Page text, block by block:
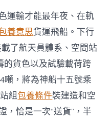
站
再
進
級〉
中
運輸才能最年夜、在軌
養意思貨運飛船。下行
了航天員體系、空間站
的貨色以及試驗載荷跨
噸，將為神船十五號乘
組包養條件裝建造和空
，恰是一次“送貨”，半